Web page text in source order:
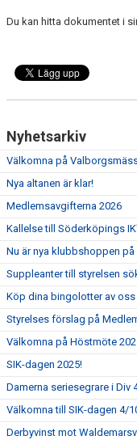
Du kan hitta dokumentet i
Nyhetsarkiv
Välkomna på
Nya altanen är klar!
Medlemsavgifterna 2026
Kallelse till Söderköpings
Nu är nya klubbshoppen
Suppleanter till styrelsen
Köp dina bingolotter av oss
Styrelses förslag på
Välkomna på Höstmöte
SIK-dagen 2025!
Damerna seriesegrare i Div
Välkomna till SIK-dagen 4/
Derbyvinst mot